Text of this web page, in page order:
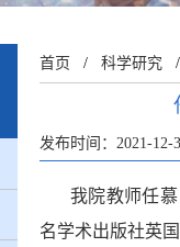
首页 / 科学研究
发布时间：2021-
我院教师任
名学术出版社英